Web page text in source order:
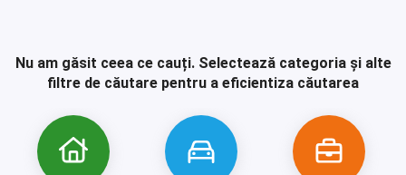
Nu am găsit ceea ce cauți. Selectează categoria și alte
filtre de căutare pentru a eficientiza căutarea